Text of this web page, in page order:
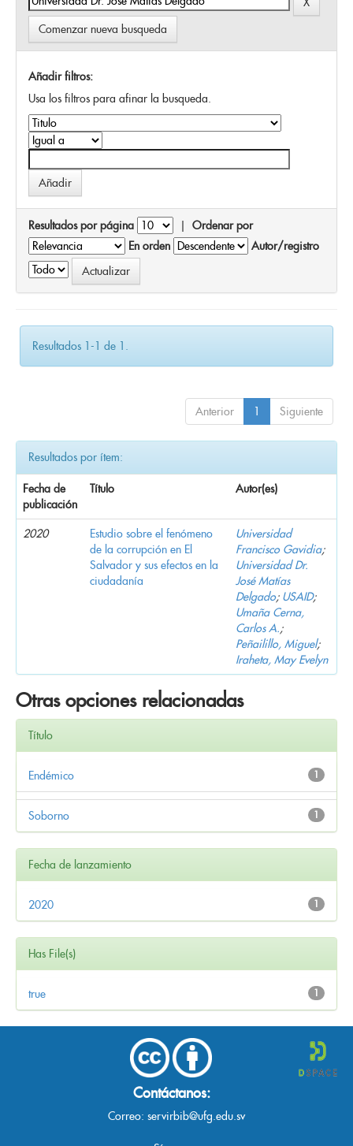
Comenzar nueva busqueda
Añadir filtros:
Usa los filtros para afinar la busqueda.
Resultados por página | Ordenar por
En orden
Autor/registro
Resultados 1-1 de 1.
Anterior 1 Siguiente
Resultados por ítem:
Fecha de
publicación
Título Autor(es)
2020
Estudio sobre el fenómeno
de la corrupción en El
Salvador y sus efectos en la
ciudadanía
Universidad
Francisco Gavidia;
Universidad Dr.
José Matías
Delgado; USAID;
Umaña Cerna,
Carlos A.;
Peñailillo, Miguel;
Iraheta, May Evelyn
Otras opciones relacionadas
Título
1
Endémico
1
Soborno
Fecha de lanzamiento
1
2020
Has File(s)
1
true
Contáctanos:
Correo: servirbib@ufg.edu.sv